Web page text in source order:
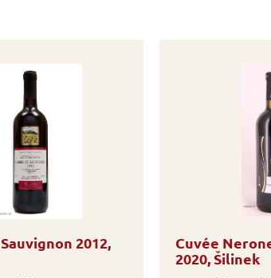
2012,
Cuvée
2020, Šilinek